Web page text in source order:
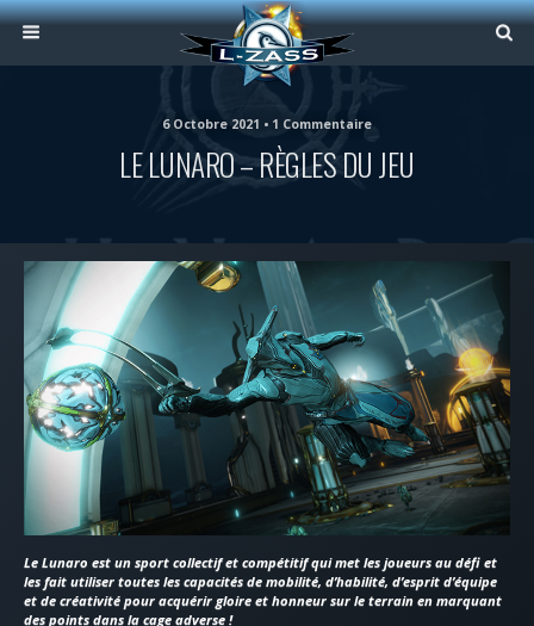
6 Octobre 2021 • 1 Commentaire
LE LUNARO – RÈGLES DU JEU
Le Lunaro est un sport collectif et compétitif qui met les joueurs au défi et
les fait utiliser toutes les capacités de mobilité, d’habilité, d’esprit d’équipe
et de créativité pour acquérir gloire et honneur sur le terrain en marquant
des points dans la cage adverse !